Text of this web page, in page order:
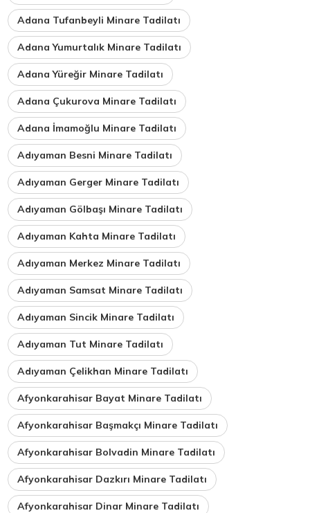
Adana Tufanbeyli Minare Tadilatı
Adana Yumurtalık Minare Tadilatı
Adana Yüreğir Minare Tadilatı
Adana Çukurova Minare Tadilatı
Adana İmamoğlu Minare Tadilatı
Adıyaman Besni Minare Tadilatı
Adıyaman Gerger Minare Tadilatı
Adıyaman Gölbaşı Minare Tadilatı
Adıyaman Kahta Minare Tadilatı
Adıyaman Merkez Minare Tadilatı
Adıyaman Samsat Minare Tadilatı
Adıyaman Sincik Minare Tadilatı
Adıyaman Tut Minare Tadilatı
Adıyaman Çelikhan Minare Tadilatı
Afyonkarahisar Bayat Minare Tadilatı
Afyonkarahisar Başmakçı Minare Tadilatı
Afyonkarahisar Bolvadin Minare Tadilatı
Afyonkarahisar Dazkırı Minare Tadilatı
Afyonkarahisar Dinar Minare Tadilatı